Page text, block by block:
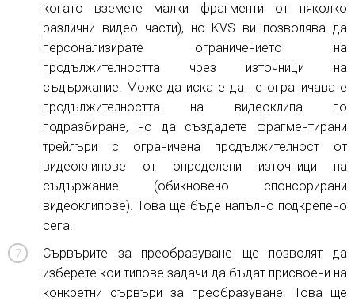
когато вземете малки фрагменти от няколко
различни видео части), но KVS ви позволява да
персонализирате ограничението на
продължителността чрез източници на
съдържание. Може да искате да не ограничавате
продължителността на видеоклипа по
подразбиране, но да създадете фрагментирани
трейлъри с ограничена продължителност от
видеоклипове от определени източници на
съдържание (обикновено спонсорирани
видеоклипове). Това ще бъде напълно подкрепено
сега.
Сървърите за преобразуване ще позволят да
изберете кои типове задачи да бъдат присвоени на
конкретни сървъри за преобразуване. Това ще